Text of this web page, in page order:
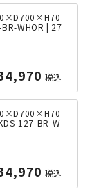
WHOR | 27
税込
127-BR-W
税込